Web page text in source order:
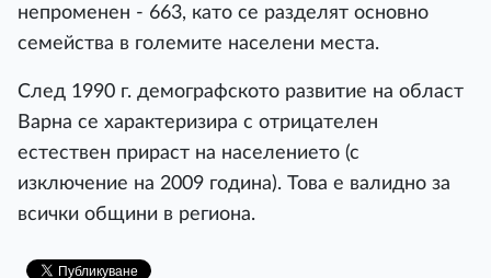
непроменен - 663, като се разделят основно
семейства в големите населени места.
След 1990 г. демографското развитие на област
Варна се характеризира с отрицателен
естествен прираст на населението (с
изключение на 2009 година). Това е валидно за
всички общини в региона.